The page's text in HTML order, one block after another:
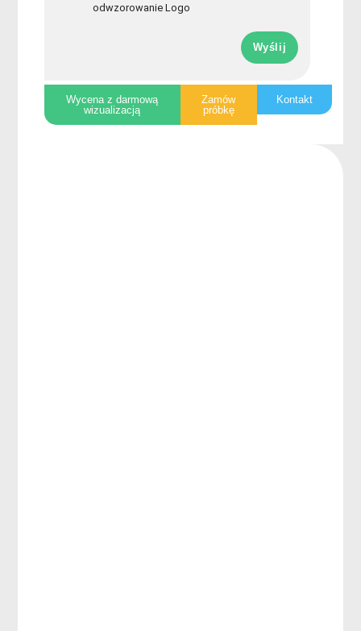
odwzorowanie Logo
Wyślij
Wycena z darmową
wizualizacją
Zamów
próbkę
Kontakt